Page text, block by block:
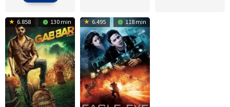
6.858 130 min 6.495 118 min